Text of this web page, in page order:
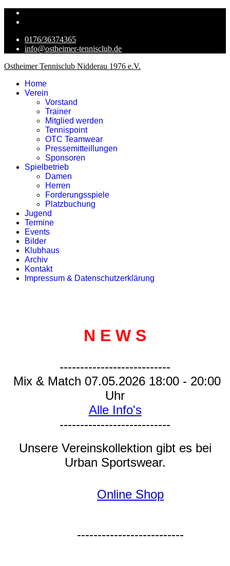
0176/36374365
info@ostheimer-tennisclub.de
Ostheimer Tennisclub Nidderau 1976 e.V.
Home
Verein
Vorstand
Trainer
Mitglied werden
Tennispoint
OTC Teamwear
Pressemitteillungen
Sponsoren
Spielbetrieb
Damen
Herren
Forderungsspiele
Platzbuchung
Jugend
Termine
Events
Bilder
Klubhaus
Archiv
Kontakt
Impressum & Datenschutzerklärung
N E W S
---------------------------
Mix & Match 07.05.2026 18:00 - 20:00
Uhr
Alle Info's
---------------------------
Unsere Vereinskollektion gibt es bei
Urban Sportswear.
Online Shop
--------------------------